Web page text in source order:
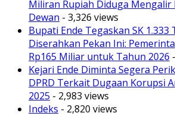
Miliran Rupiah Diduga Mengalir
Dewan - 3,326 views
Bupati Ende Tegaskan SK 1.333
Diserahkan Pekan Ini:
Rp165 Miliar untuk Tahun 2026
Kejari Ende Diminta Segera
DPRD Terkait Dugaan Korupsi
2025 - 2,983 views
Indeks - 2,820 views